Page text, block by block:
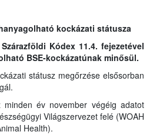
kockázati státusza
Kódex 11.4. fejezetével
BSE-kockázatúnak minősül.
státusz megőrzése elsősorban
minden év november végéig adatot
Világszervezet felé (WOAH
Health).